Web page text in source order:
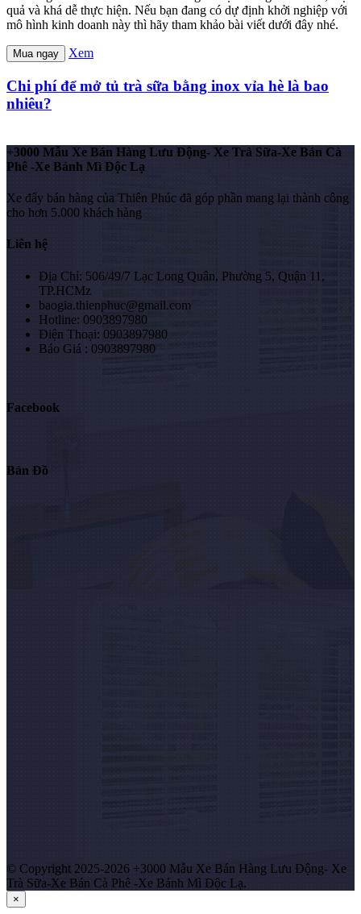
quả và khá dễ thực hiện. Nếu bạn đang có dự định khởi nghiệp với
mô hình kinh doanh này thì hãy tham khảo bài viết dưới đây nhé.
Mua ngay Xem
Chi phí để mở tủ trà sữa bằng inox vỉa hè là bao
nhiêu?
+3000 Mẫu Xe Bán Hàng Lưu Động- Xe Trà Sữa-Xe Bán Cà
Phê -Xe Bánh Mì Độc Lạ
Xe đẩy bán hàng của Thiên Phúc đã góp phần mang lại thành công
cho hơn 5.000 khách hàng
Liên hệ
Địa Chỉ: 506/49/7 Lạc Long Quân, Phường 5, Quận 11,
TP.HCMz
baogia.thienphuc@gmail.com
Hotline: 0903897980
Điện Thoại: 0903897980
Báo Giá : 0903897980
Facebook
Bản Đồ
© Copyright 2025-2026 +3000 Mẫu Xe Bán Hàng Lưu Động- Xe
Trà Sữa-Xe Bán Cà Phê -Xe Bánh Mì Độc Lạ.
×